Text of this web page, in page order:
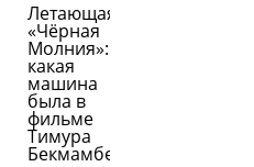
Летающая
«Чёрная
Молния»:
какая
машина
была в
фильме
Тимура
Бекмамбетова?